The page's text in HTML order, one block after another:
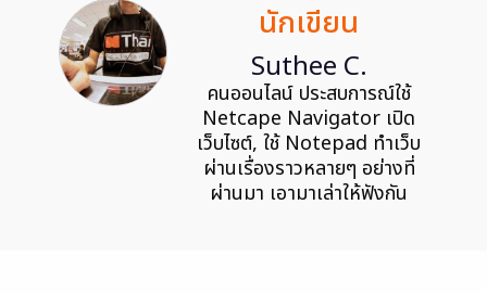
นักเขียน
Suthee C.
คนออนไลน์ ประสบการณ์ใช้
Netcape Navigator เปิด
เว็บไซต์, ใช้ Notepad ทำเว็บ
ผ่านเรื่องราวหลายๆ อย่างที่
ผ่านมา เอามาเล่าให้ฟังกัน